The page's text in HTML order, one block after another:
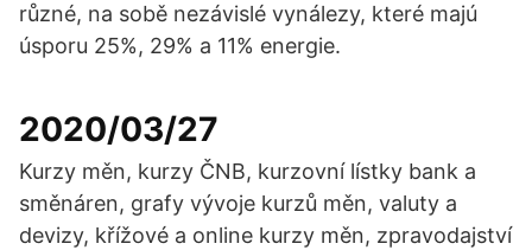
různé, na sobě nezávislé vynálezy, které majú
úsporu 25%, 29% a 11% energie.
2020/03/27
Kurzy měn, kurzy ČNB, kurzovní lístky bank a
směnáren, grafy vývoje kurzů měn, valuty a
devizy, křížové a online kurzy měn, zpravodajství